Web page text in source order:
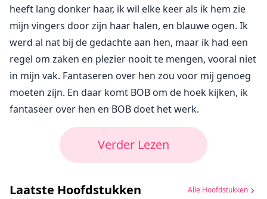
heeft lang donker haar, ik wil elke keer als ik hem zie
mijn vingers door zijn haar halen, en blauwe ogen. Ik
werd al nat bij de gedachte aan hen, maar ik had een
regel om zaken en plezier nooit te mengen, vooral niet
in mijn vak. Fantaseren over hen zou voor mij genoeg
moeten zijn. En daar komt BOB om de hoek kijken, ik
fantaseer over hen en BOB doet het werk.
Verder Lezen
Laatste Hoofdstukken Alle Hoofdstukken